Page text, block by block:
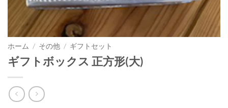
ホーム / その他 / ギフトセット
ギフトボックス 正方形(大)